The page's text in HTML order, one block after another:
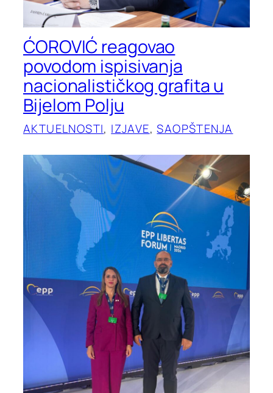
ĆOROVIĆ reagovao
povodom ispisivanja
nacionalističkog grafita u
Bijelom Polju
AKTUELNOSTI, IZJAVE, SAOPŠTENJA